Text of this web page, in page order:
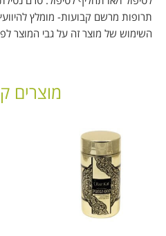
תרופות מרשם קבועות- מומלץ
השימוש של מוצר זה על גבי המוצר
מוצרים